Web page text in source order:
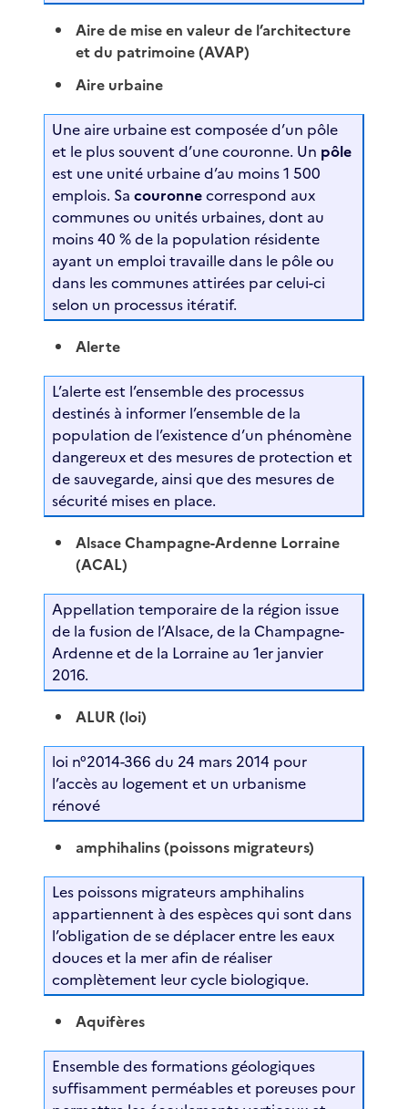
Aire de mise en valeur de l’architecture
et du patrimoine (AVAP)
Aire urbaine
Une aire urbaine est composée d’un pôle
et le plus souvent d’une couronne. Un pôle
est une unité urbaine d’au moins 1 500
emplois. Sa couronnecorrespond aux
communes ou unités urbaines, dont au
moins 40 % de la population résidente
ayant un emploi travaille dans le pôle ou
dans les communes attirées par celui-ci
selon un processus itératif.
Alerte
L’alerte est l’ensemble des processus
destinés à informer l’ensemble de la
population de l’existence d’un phénomène
dangereux et des mesures de protection et
de sauvegarde, ainsi que des mesures de
sécurité mises en place.
Alsace Champagne-Ardenne Lorraine
(ACAL)
Appellation temporaire de la région issue
de la fusion de l’Alsace, de la Champagne-
Ardenne et de la Lorraine au 1er janvier
2016.
ALUR (loi)
loi n°2014-366 du 24 mars 2014 pour
l’accès au logement et un urbanisme
rénové
amphihalins (poissons migrateurs)
Les poissons migrateurs amphihalins
appartiennent à des espèces qui sont dans
l’obligation de se déplacer entre les eaux
douces et la mer afin de réaliser
complètement leur cycle biologique.
Aquifères
Ensemble des formations géologiques
suffisamment perméables et poreuses pour